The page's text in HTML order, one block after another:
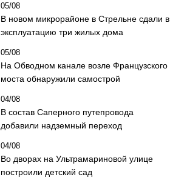
05/08
В новом микрорайоне в Стрельне сдали в
эксплуатацию три жилых дома
05/08
На Обводном канале возле Французского
моста обнаружили самострой
04/08
В состав Саперного путепровода
добавили надземный переход
04/08
Во дворах на Ультрамариновой улице
построили детский сад